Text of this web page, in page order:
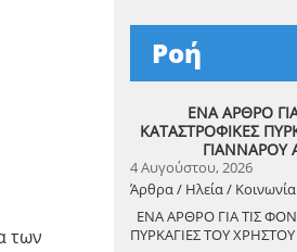
των
Ροή
ΕΝΑ ΑΡΘΡΟ
ΚΑΤΑΣΤΡΟΦΙΚΕΣ
ΓΙΑΝΝΑΡΟΥ
4 Αυγούστου, 2026
Άρθρα / Ηλεία /
ΕΝΑ ΑΡΘΡΟ ΓΙΑ ΤΙΣ
ΠΥΡΚΑΓΙΕΣ ΤΟΥ